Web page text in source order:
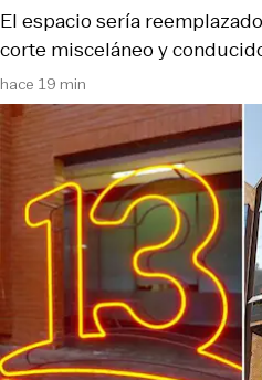
hace 19 min
El espacio sería
corte misceláneo y